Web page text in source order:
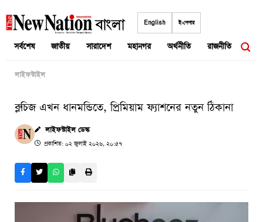
to
English ই-পেপার
সর্বশেষ জাতীয় সারাদেশ মহানগর অর্থনীতি রাজনীতি
লাইফস্টাইল
ব্লুচিজ এখন ধানমন্ডিতে, প্রিমিয়াম ফ্যাশনের নতুন ঠিকানা
লাইফস্টাইল ডেস্ক
প্রকাশিত: ০২ জুলাই ২০২৬, ২০:৫৭